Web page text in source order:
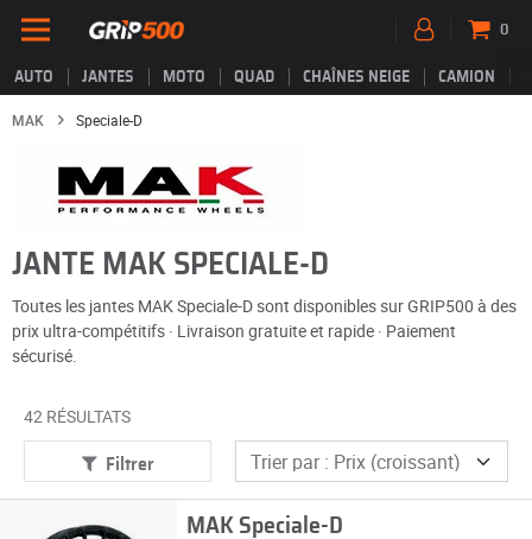
AUTO JANTES MOTO QUAD CHAÎNES NEIGE CAMION
0
MAK Speciale-D
JANTE MAK SPECIALE-D
Toutes les jantes MAK Speciale-D sont disponibles sur GRIP500 à des
prix ultra-compétitifs · Livraison gratuite et rapide · Paiement
sécurisé.
42 RÉSULTATS
Filtrer
MAK Speciale-D